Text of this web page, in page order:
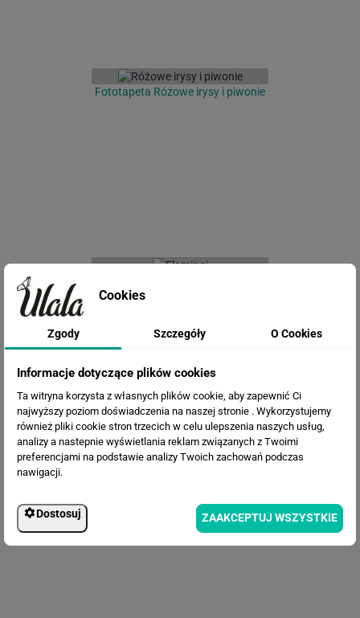
Fototapeta Różowe irysy i piwonie
Cookies
Zgody Szczegóły O Cookies
Informacje dotyczące plików cookies
Ta witryna korzysta z własnych plików cookie, aby zapewnić Ci
najwyższy poziom doświadczenia na naszej stronie . Wykorzystujemy
również pliki cookie stron trzecich w celu ulepszenia naszych usług,
analizy a nastepnie wyświetlania reklam związanych z Twoimi
preferencjami na podstawie analizy Twoich zachowań podczas
nawigacji.
Dostosuj ZAAKCEPTUJ WSZYSTKIE